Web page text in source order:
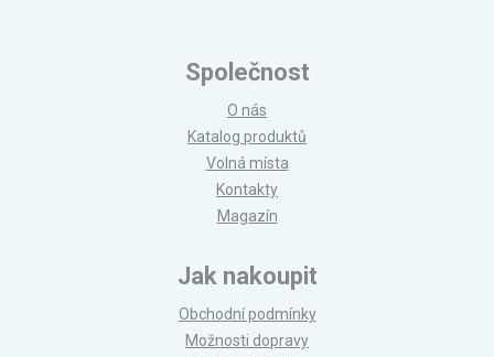
Společnost
O nás
Katalog produktů
Volná místa
Kontakty
Magazín
Jak nakoupit
Obchodní podmínky
Možnosti dopravy